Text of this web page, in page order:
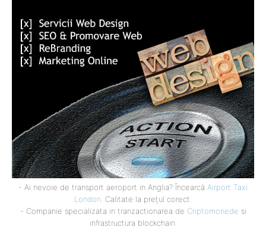
- Ai nevoie de transport aeroport in Anglia? Încearcă Airport Taxi
London . Calitate la prețul corect.
- Companie specializata in tranzactionarea de Criptomonede si
infrastructura blockchain.